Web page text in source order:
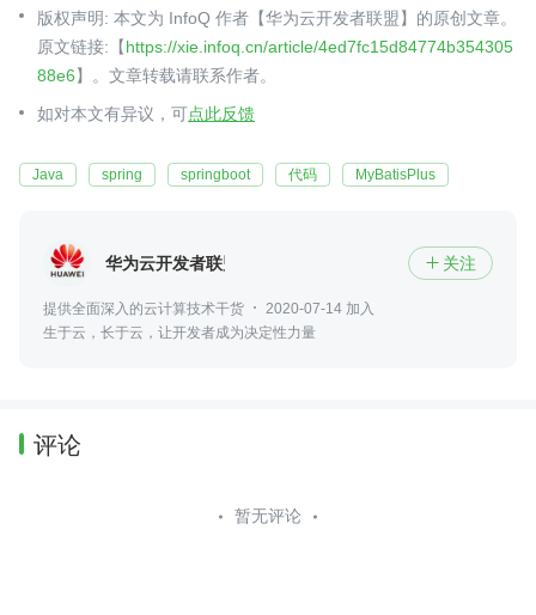
版权声明: 本文为 InfoQ 作者【华为云开发者联盟】的原创文章。
原文链接:【https://xie.infoq.cn/article/4ed7fc15d84774b354305
88e6】。文章转载请联系作者。
如对本文有异议，可点此反馈
Java spring springboot 代码 MyBatisPlus
华为云开发者联盟  关注
提供全面深入的云计算技术干货
2020-07-14 加入
生于云，长于云，让开发者成为决定性力量
评论
暂无评论